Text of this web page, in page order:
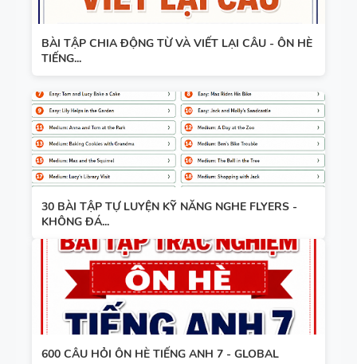
BÀI TẬP CHIA ĐỘNG TỪ VÀ VIẾT LẠI CÂU - ÔN HÈ
TIẾNG...
30 BÀI TẬP TỰ LUYỆN KỸ NĂNG NGHE FLYERS -
KHÔNG ĐÁ...
600 CÂU HỎI ÔN HÈ TIẾNG ANH 7 - GLOBAL